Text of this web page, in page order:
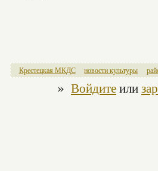
Крестецкая МКДС новости культуры
» Войдитеили